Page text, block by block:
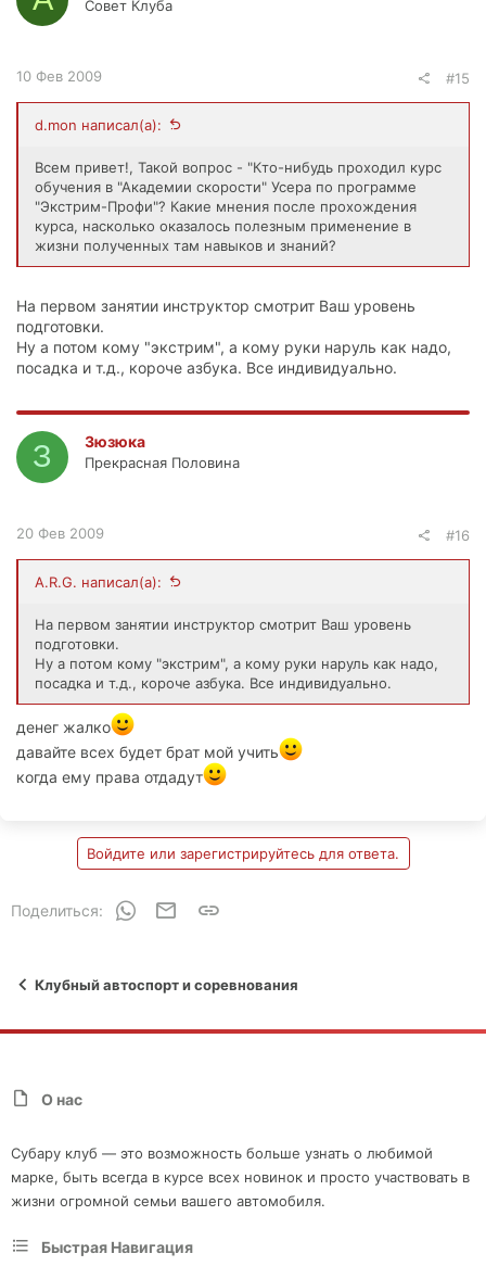
Совет Клуба
10 Фев 2009 #15
d.mon написал(а):
Всем привет!, Такой вопрос - "Кто-нибудь проходил курс
обучения в "Академии скорости" Усера по программе
"Экстрим-Профи"? Какие мнения после прохождения
курса, насколько оказалось полезным применение в
жизни полученных там навыков и знаний?
На первом занятии инструктор смотрит Ваш уровень
подготовки.
Ну а потом кому "экстрим", а кому руки наруль как надо,
посадка и т.д., короче азбука. Все индивидуально.
З Зюзюка
Прекрасная Половина
20 Фев 2009 #16
A.R.G. написал(а):
На первом занятии инструктор смотрит Ваш уровень
подготовки.
Ну а потом кому "экстрим", а кому руки наруль как надо,
посадка и т.д., короче азбука. Все индивидуально.
денег жалко
давайте всех будет брат мой учить
когда ему права отдадут
Войдите или зарегистрируйтесь для ответа.
Поделиться: WhatsAppЭлектронная почта
Клубный автоспорт и соревнования
О нас
Субару клуб — это возможность больше узнать о любимой
марке, быть всегда в курсе всех новинок и просто участвовать в
жизни огромной семьи вашего автомобиля.
Быстрая Навигация